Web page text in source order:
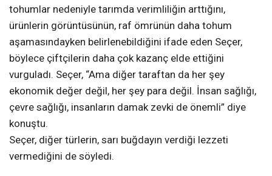
tohumlar nedeniyle tarımda verimliliğin arttığını,
ürünlerin görüntüsünün, raf ömrünün daha tohum
aşamasındayken belirlenebildiğini ifade eden Seçer,
böylece çiftçilerin daha çok kazanç elde ettiğini
vurguladı. Seçer, “Ama diğer taraftan da her şey
ekonomik değer değil, her şey para değil. İnsan sağlığı,
çevre sağlığı, insanların damak zevki de önemli” diye
konuştu.
Seçer, diğer türlerin, sarı buğdayın verdiği lezzeti
vermediğini de söyledi.